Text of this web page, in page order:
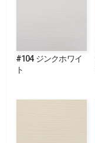
#104 ジンクホワイ
ト